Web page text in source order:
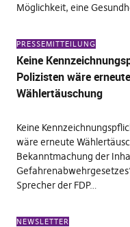
Möglichkeit, eine
PRESSEMITTEILUNG
Keine
Polizisten wäre erneute
Wählertäuschung
Keine
wäre erneute
Bekanntmachung der
Sprecher der FDP…
NEWSLETTER